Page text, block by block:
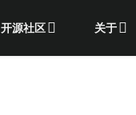
开源社区 关于